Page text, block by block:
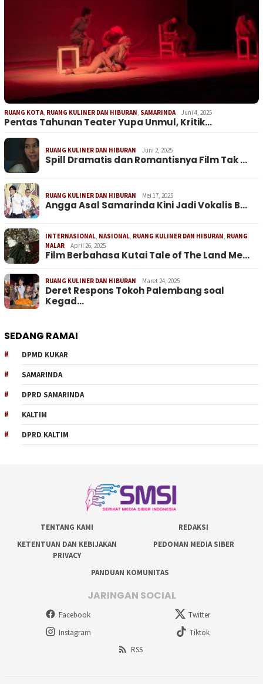
RUANG KOTA RUANG KULINER DAN HIBURAN SAMARINDA Juni 4, 2025
Pentas Tahunan Teater Yupa Unmul, Kritik…
RUANG KULINER DAN HIBURAN Juni 2, 2025
Spill Dramatis dan Romantisnya Film Tak …
RUANG KULINER DAN HIBURAN Mei 17, 2025
Angga Asal Samarinda Kini Jadi Vokalis B…
INTERNASIONAL NASIONAL RUANG KULINER DAN HIBURAN RUANG
NALAR
April 26, 2025
Film Berbahasa Kutai Tale of The Land Me…
RUANG KULINER DAN HIBURAN Maret 24, 2025
Deret Respons Tokoh Palembang soal
Kegad…
SEDANG RAMAI
DPMD KUKAR
SAMARINDA
DPRD SAMARINDA
KALTIM
DPRD KALTIM
TENTANG KAMI
REDAKSI
KETENTUAN DAN KEBIJAKAN
PRIVACY
PEDOMAN MEDIA SIBER
PANDUAN KOMUNITAS
JARINGAN SOCIAL
Facebook
Twitter
Instagram
Tiktok
RSS